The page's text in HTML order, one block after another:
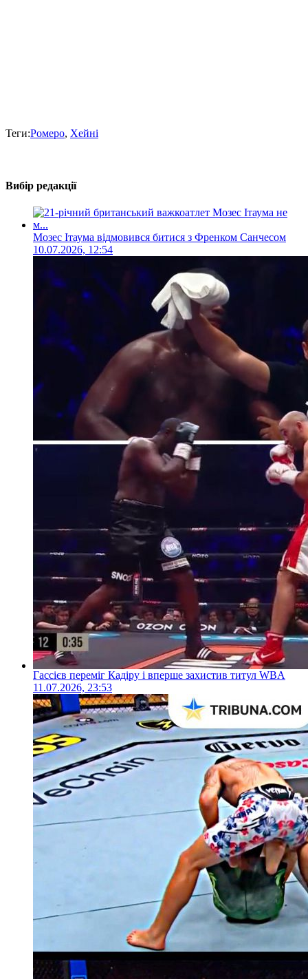
Теги:Ромеро, Хейні
Вибір редакції
Мозес Ітаума відмовився битися з Френком Санчесом
10.07.2026, 12:54
Гассієв переміг Кадіру і вперше захистив титул WBA
11.07.2026, 23:53